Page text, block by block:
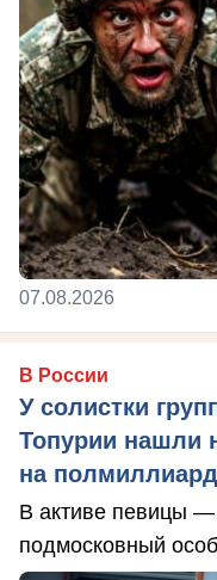
07.08.2026
В России
У солистки
Топурии нашли
на
В активе певицы —
подмосковный